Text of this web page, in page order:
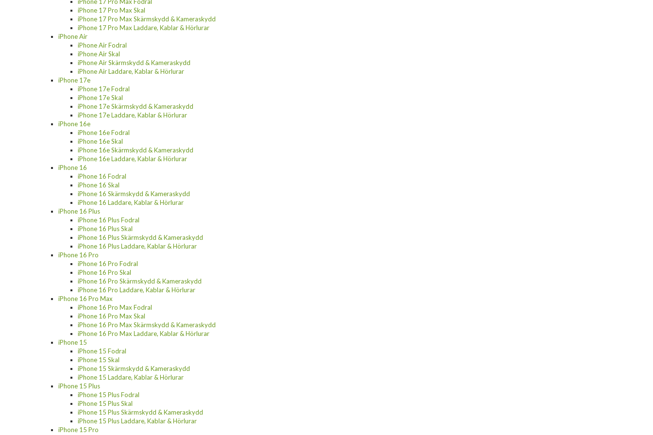
iPhone 17 Pro Max Skal
iPhone 17 Pro Max Skärmskydd & Kameraskydd
iPhone 17 Pro Max Laddare, Kablar & Hörlurar
iPhone Air
iPhone Air Fodral
iPhone Air Skal
iPhone Air Skärmskydd & Kameraskydd
iPhone Air Laddare, Kablar & Hörlurar
iPhone 17e
iPhone 17e Fodral
iPhone 17e Skal
iPhone 17e Skärmskydd & Kameraskydd
iPhone 17e Laddare, Kablar & Hörlurar
iPhone 16e
iPhone 16e Fodral
iPhone 16e Skal
iPhone 16e Skärmskydd & Kameraskydd
iPhone 16e Laddare, Kablar & Hörlurar
iPhone 16
iPhone 16 Fodral
iPhone 16 Skal
iPhone 16 Skärmskydd & Kameraskydd
iPhone 16 Laddare, Kablar & Hörlurar
iPhone 16 Plus
iPhone 16 Plus Fodral
iPhone 16 Plus Skal
iPhone 16 Plus Skärmskydd & Kameraskydd
iPhone 16 Plus Laddare, Kablar & Hörlurar
iPhone 16 Pro
iPhone 16 Pro Fodral
iPhone 16 Pro Skal
iPhone 16 Pro Skärmskydd & Kameraskydd
iPhone 16 Pro Laddare, Kablar & Hörlurar
iPhone 16 Pro Max
iPhone 16 Pro Max Fodral
iPhone 16 Pro Max Skal
iPhone 16 Pro Max Skärmskydd & Kameraskydd
iPhone 16 Pro Max Laddare, Kablar & Hörlurar
iPhone 15
iPhone 15 Fodral
iPhone 15 Skal
iPhone 15 Skärmskydd & Kameraskydd
iPhone 15 Laddare, Kablar & Hörlurar
iPhone 15 Plus
iPhone 15 Plus Fodral
iPhone 15 Plus Skal
iPhone 15 Plus Skärmskydd & Kameraskydd
iPhone 15 Plus Laddare, Kablar & Hörlurar
iPhone 15 Pro